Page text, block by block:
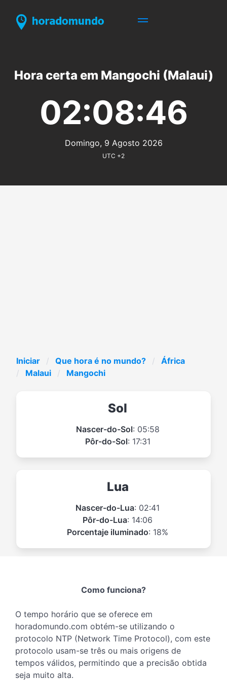
Hora certa em Mangochi (Malaui)
02:08:46
Domingo, 9 Agosto 2026
UTC +2
Iniciar Que hora é no mundo?
África
Malaui
Mangochi
Sol
Nascer-do-Sol: 05:58
Pôr-do-Sol: 17:31
Lua
Nascer-do-Lua: 02:41
Pôr-do-Lua: 14:06
Porcentaje iluminado: 18%
Como funciona?
O tempo horário que se oferece em
horadomundo.com obtém-se utilizando o
protocolo NTP (Network Time Protocol), com este
protocolo usam-se três ou mais origens de
tempos válidos, permitindo que a precisão obtida
seja muito alta.